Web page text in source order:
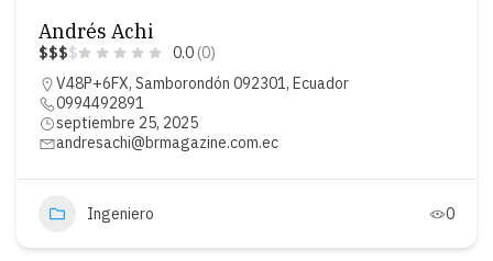
Andrés Achi
$$$$ 0.0 (0)
V48P+6FX, Samborondón 092301, Ecuador
0994492891
septiembre 25, 2025
andresachi@brmagazine.com.ec
Ingeniero 0